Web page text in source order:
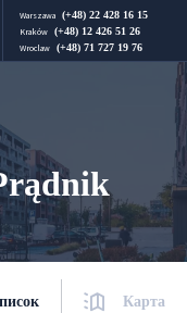
Warszawa (+48) 22 428 16 15
Kraków (+48) 12 426 51 26
Wroclaw (+48) 71 727 19 76
Карта